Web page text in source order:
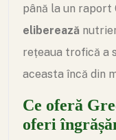
până la un raport
eliberează
rețeaua trofică a
aceasta încă din
Ce oferă
oferi